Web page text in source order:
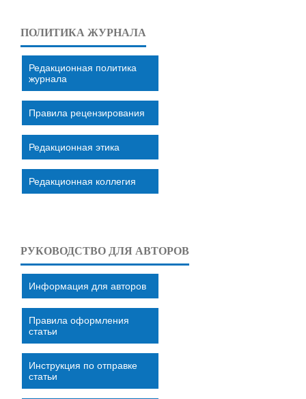
ПОЛИТИКА ЖУРНАЛА
Редакционная политика
журнала
Правила рецензирования
Редакционная этика
Редакционная коллегия
РУКОВОДСТВО ДЛЯ АВТОРОВ
Информация для авторов
Правила оформления
статьи
Инструкция по отправке
статьи